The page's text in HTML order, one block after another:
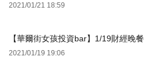
2021/01/21 18:59
【華爾街女孩投資bar】1/19財經晚餐
2021/01/19 19:06